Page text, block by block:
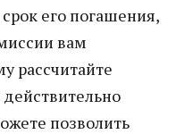
его погашения,
вам
рассчитайте
позволить